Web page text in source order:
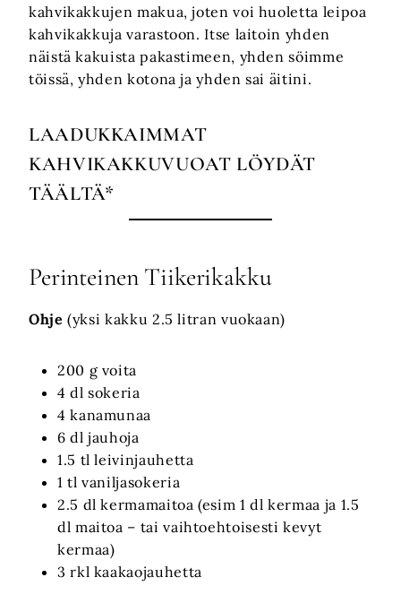
kahvikakkujen makua, joten voi huoletta leipoa
kahvikakkuja varastoon. Itse laitoin yhden
näistä kakuista pakastimeen, yhden söimme
töissä, yhden kotona ja yhden sai äitini.
LAADUKKAIMMAT
KAHVIKAKKUVUOAT LÖYDÄT
TÄÄLTÄ*
Perinteinen Tiikerikakku
Ohje (yksi kakku 2.5 litran vuokaan)
200 g voita
4 dl sokeria
4 kanamunaa
6 dl jauhoja
1.5 tl leivinjauhetta
1 tl vaniljasokeria
2.5 dl kermamaitoa (esim 1 dl kermaa ja 1.5
dl maitoa – tai vaihtoehtoisesti kevyt
kermaa)
3 rkl kaakaojauhetta